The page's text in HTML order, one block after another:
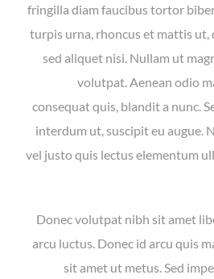
fringilla diam faucibus tortor
turpis urna, rhoncus et mattis ut,
sed aliquet nisi. Nullam ut
volutpat. Aenean odio
consequat quis, blandit a nunc.
interdum ut, suscipit eu augue.
vel justo quis lectus elementum
Donec volutpat nibh sit amet
arcu luctus. Donec id arcu quis
sit amet ut metus. Sed